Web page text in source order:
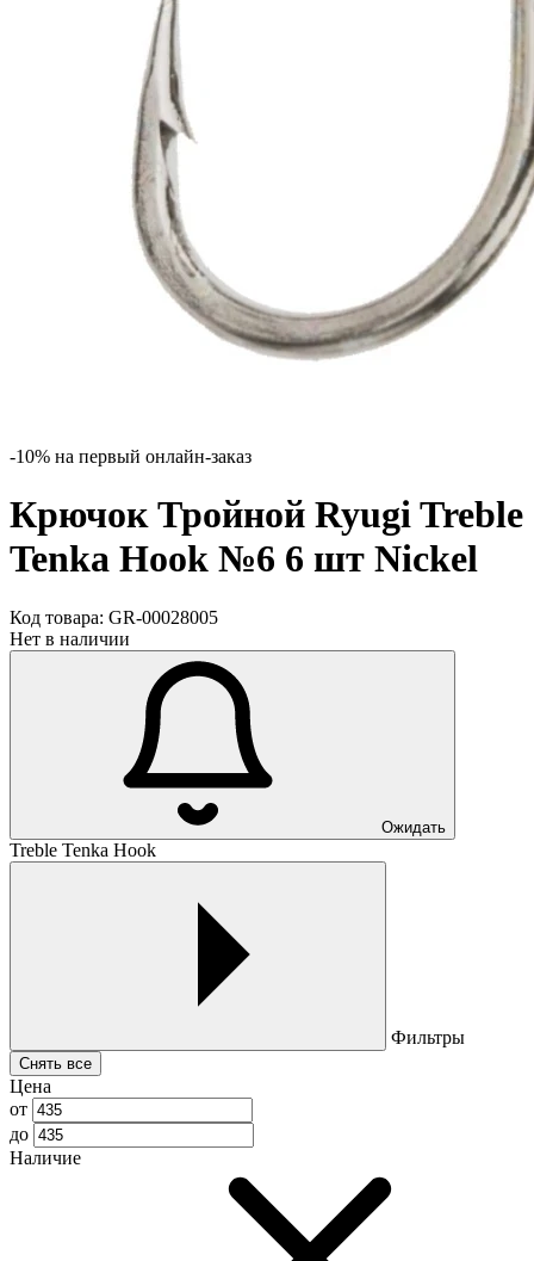
-10% на первый онлайн-заказ
Крючок Тройной Ryugi Treble
Tenka Hook №6 6 шт Nickel
Код товара: GR-00028005
Нет в наличии
Ожидать
Treble Tenka Hook
Фильтры
Снять все
Цена
от
до
Наличие